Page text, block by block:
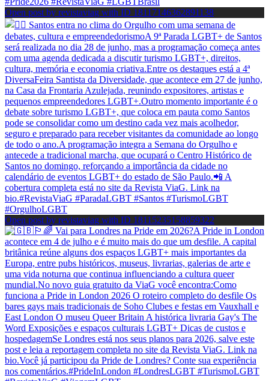
Open post by revistaviag with ID 18117146362891138
Open post by revistaviag with ID 18115235158859322